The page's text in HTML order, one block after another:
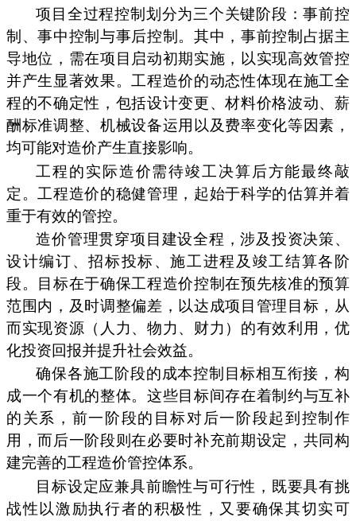
项目全过程控制划分为三个关键阶段：事前控
制、事中控制与事后控制。其中，事前控制占据主
导地位，需在项目启动初期实施，以实现高效管控
并产生显著效果。工程造价的动态性体现在施工全
程的不确定性，包括设计变更、材料价格波动、薪
酬标准调整、机械设备运用以及费率变化等因素，
均可能对造价产生直接影响。
工程的实际造价需待竣工决算后方能最终敲
定。工程造价的稳健管理，起始于科学的估算并着
重于有效的管控。
造价管理贯穿项目建设全程，涉及投资决策、
设计编订、招标投标、施工进程及竣工结算各阶
段。目标在于确保工程造价控制在预先核准的预算
范围内，及时调整偏差，以达成项目管理目标，从
而实现资源（人力、物力、财力）的有效利用，优
化投资回报并提升社会效益。
确保各施工阶段的成本控制目标相互衔接，构
成一个有机的整体。这些目标间存在着制约与互补
的关系，前一阶段的目标对后一阶段起到控制作
用，而后一阶段则在必要时补充前期设定，共同构
建完善的工程造价管控体系。
目标设定应兼具前瞻性与可行性，既要具有挑
战性以激励执行者的积极性，又要确保其切实可